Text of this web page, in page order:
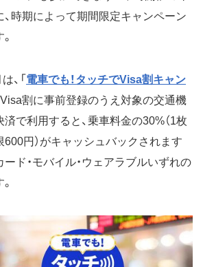
時期によって期間限定キャンペーン
、「 電車でも！タッチでVisa割キャン
Visa割に事前登録のうえ対象の交通機
で利用すると、乗車料金の30%（1枚
円）がキャッシュバックされます
ード・モバイル・ウェアラブルいずれの